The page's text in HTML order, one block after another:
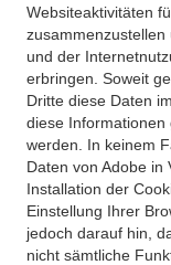
Websiteaktivitäten
und der
erbringen. Soweit
Dritte diese Daten
diese
werden. In keinem
Daten von Adobe in
Installation der
Einstellung Ihrer
jedoch darauf hin,
nicht sämtliche